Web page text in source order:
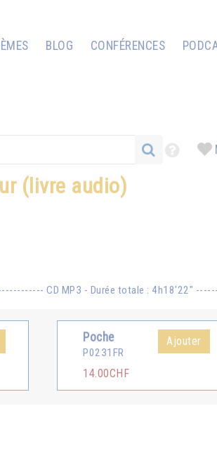
BLOG CONFÉRENCES
(livre audio)
CD MP3 - Durée totale : 4h18'22"
Poche
P0231FR
14.00CHF
Ajouter